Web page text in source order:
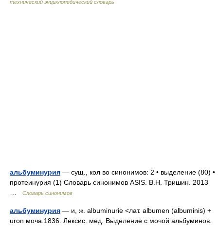
технический энциклопедический словарь
альбуминурия — сущ., кол во синонимов: 2 • выделение (80) •
протеинурия (1) Словарь синонимов ASIS. В.Н. Тришин. 2013
Словарь синонимов
альбуминурия — и, ж. albuminurie <лат. albumen (albuminis) +
uron моча.1836. Лексис. мед. Выделение с мочой альбуминов.